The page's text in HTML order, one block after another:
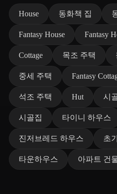
House 동화책 집
Fantasy House Fantasy
Cottage 목조 주택
중세 주택 Fantasy
석조 주택 Hut 시
시골집 타이니 하우스
진저브레드 하우스 초
타운하우스 아파트 건